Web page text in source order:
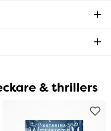
& thrillers